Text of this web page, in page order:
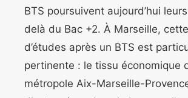
BTS poursuivent aujourd’hui
delà du Bac +2. À Marseille,
d’études après un BTS est
pertinente : le tissu économique
métropole Aix-Marseille-